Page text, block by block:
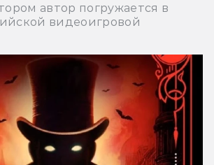
автор погружается в
видеоигровой